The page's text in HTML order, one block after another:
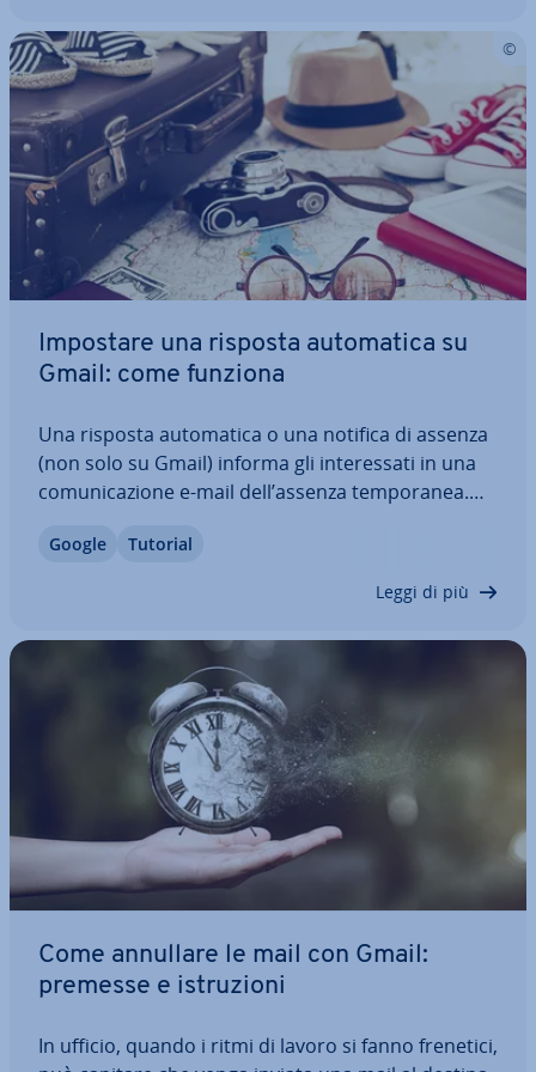
Impostare una risposta au­to­ma­ti­ca su
Gmail: come funziona
Una risposta au­to­ma­ti­ca o una notifica di assenza
(non solo su Gmail) informa gli in­te­res­sa­ti in una
co­mu­ni­ca­zio­ne e-mail dell’assenza tem­po­ra­nea.
facile e bastano pochi passaggi. Ormai motivare
Google Tutorial
Leggi di più
Come annullare le mail con Gmail:
premesse e istru­zio­ni
In ufficio, quando i ritmi di lavoro si fanno frenetici,